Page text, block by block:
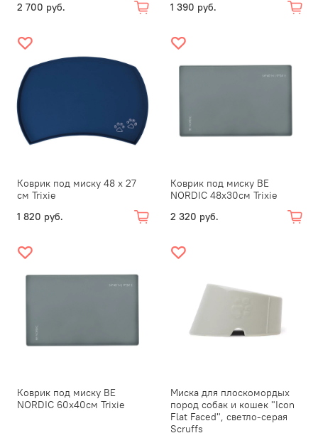
2 700 руб. 1 390 руб.
Коврик под миску 48 х 27
см Trixie
1 820 руб.
Коврик под миску BE
NORDIC 48х30см Trixie
2 320 руб.
Коврик под миску BE
NORDIC 60х40см Trixie
Миска для плоскомордых
пород собак и кошек "Icon
Flat Faced", светло-серая
Scruffs